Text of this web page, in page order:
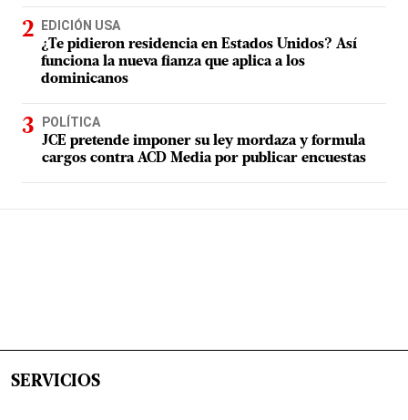
EDICIÓN USA
¿Te pidieron residencia en Estados Unidos? Así
funciona la nueva fianza que aplica a los
dominicanos
POLÍTICA
JCE pretende imponer su ley mordaza y formula
cargos contra ACD Media por publicar encuestas
SERVICIOS